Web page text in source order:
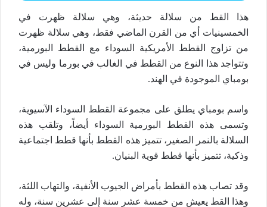
هذا القط من سلالة حديثة، وهي سلالة ظهرت في
الخمسينيات أي من القرن الماضي فقط، وهي سلالة ظهرت
من تزاوج القطط الأمريكية السوداء مع القطط البورمية،
وتتواجد هذا النوع من القطط في الغالب في بورما وليس في
بومباي الموجودة في الهند.
واسم بومباي يطلق على مجموعة القطط السوداء الآسيوية،
وتسمى هذه القطط البورمية السوداء أيضاً، وتلقب هذه
السلالة بالنمر الصغير، تتميز هذه القطط بأنها قطط اجتماعية
وذكية، تتميز بأنها قطط قوية البنيان.
وقد تصاب هذه القطط بأمراض الجيوب الأنفية، والتهاب اللثة،
وهذا القط يعيش من خمسة عشر سنة إلى عشرين سنة، وله